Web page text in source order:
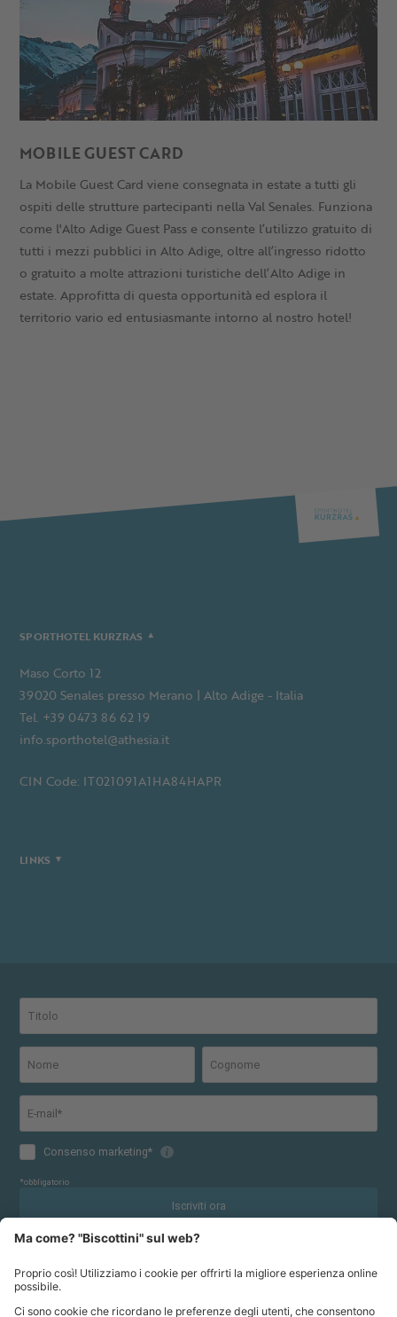
MOBILE GUEST CARD
La Mobile Guest Card viene consegnata in estate a tutti gli
ospiti delle strutture partecipanti nella Val Senales. Funziona
come l'Alto Adige Guest Pass e consente l’utilizzo gratuito di
tutti i mezzi pubblici in Alto Adige, oltre all’ingresso ridotto
o gratuito a molte attrazioni turistiche dell’Alto Adige in
estate. Approfitta di questa opportunità ed esplora il
territorio vario ed entusiasmante intorno al nostro hotel!
SPORTHOTEL KURZRAS
Maso Corto 12
39020 Senales presso Merano | Alto Adige - Italia
Tel. +39 0473 86 62 19
info.sporthotel@athesia.it
CIN Code: IT021091A1HA84HAPR
LINKS